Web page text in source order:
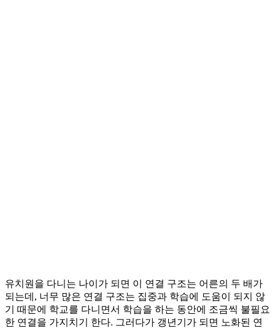
유치원을 다니는 나이가 되면 이 연결 구조는 어른의 두 배가
되는데, 너무 많은 연결 구조는 집중과 학습에 도움이 되지 않
기 때문에 학교를 다니면서 학습을 하는 동안에 조금씩 불필요
한 연결을 가지치기 한다. 그러다가 갱년기가 되면 노화된 연